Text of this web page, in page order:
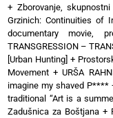
+ Zborovanje,
Grzinich: Continuities of
documentary movie,
TRANSGRESSION –
[Urban Hunting] +
Movement +URŠA
imagine my shaved P****
traditional “Art is a
Zadušnica za Boštjana+